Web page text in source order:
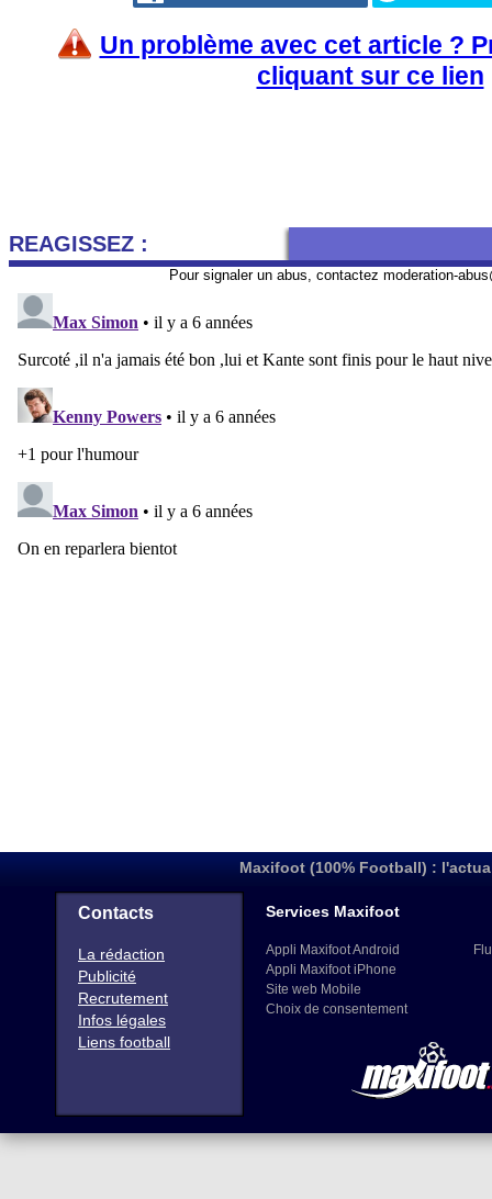
Un problème avec cet article ?
cliquant sur ce lien
REAGISSEZ :
Pour signaler un abus, contactez moderation-
Maxifoot (100% Football) :
Contacts
La rédaction
Publicité
Recrutement
Infos légales
Liens football
Services Maxifoot
Appli Maxifoot Android
Appli Maxifoot iPhone
Site web Mobile
Choix de consentement